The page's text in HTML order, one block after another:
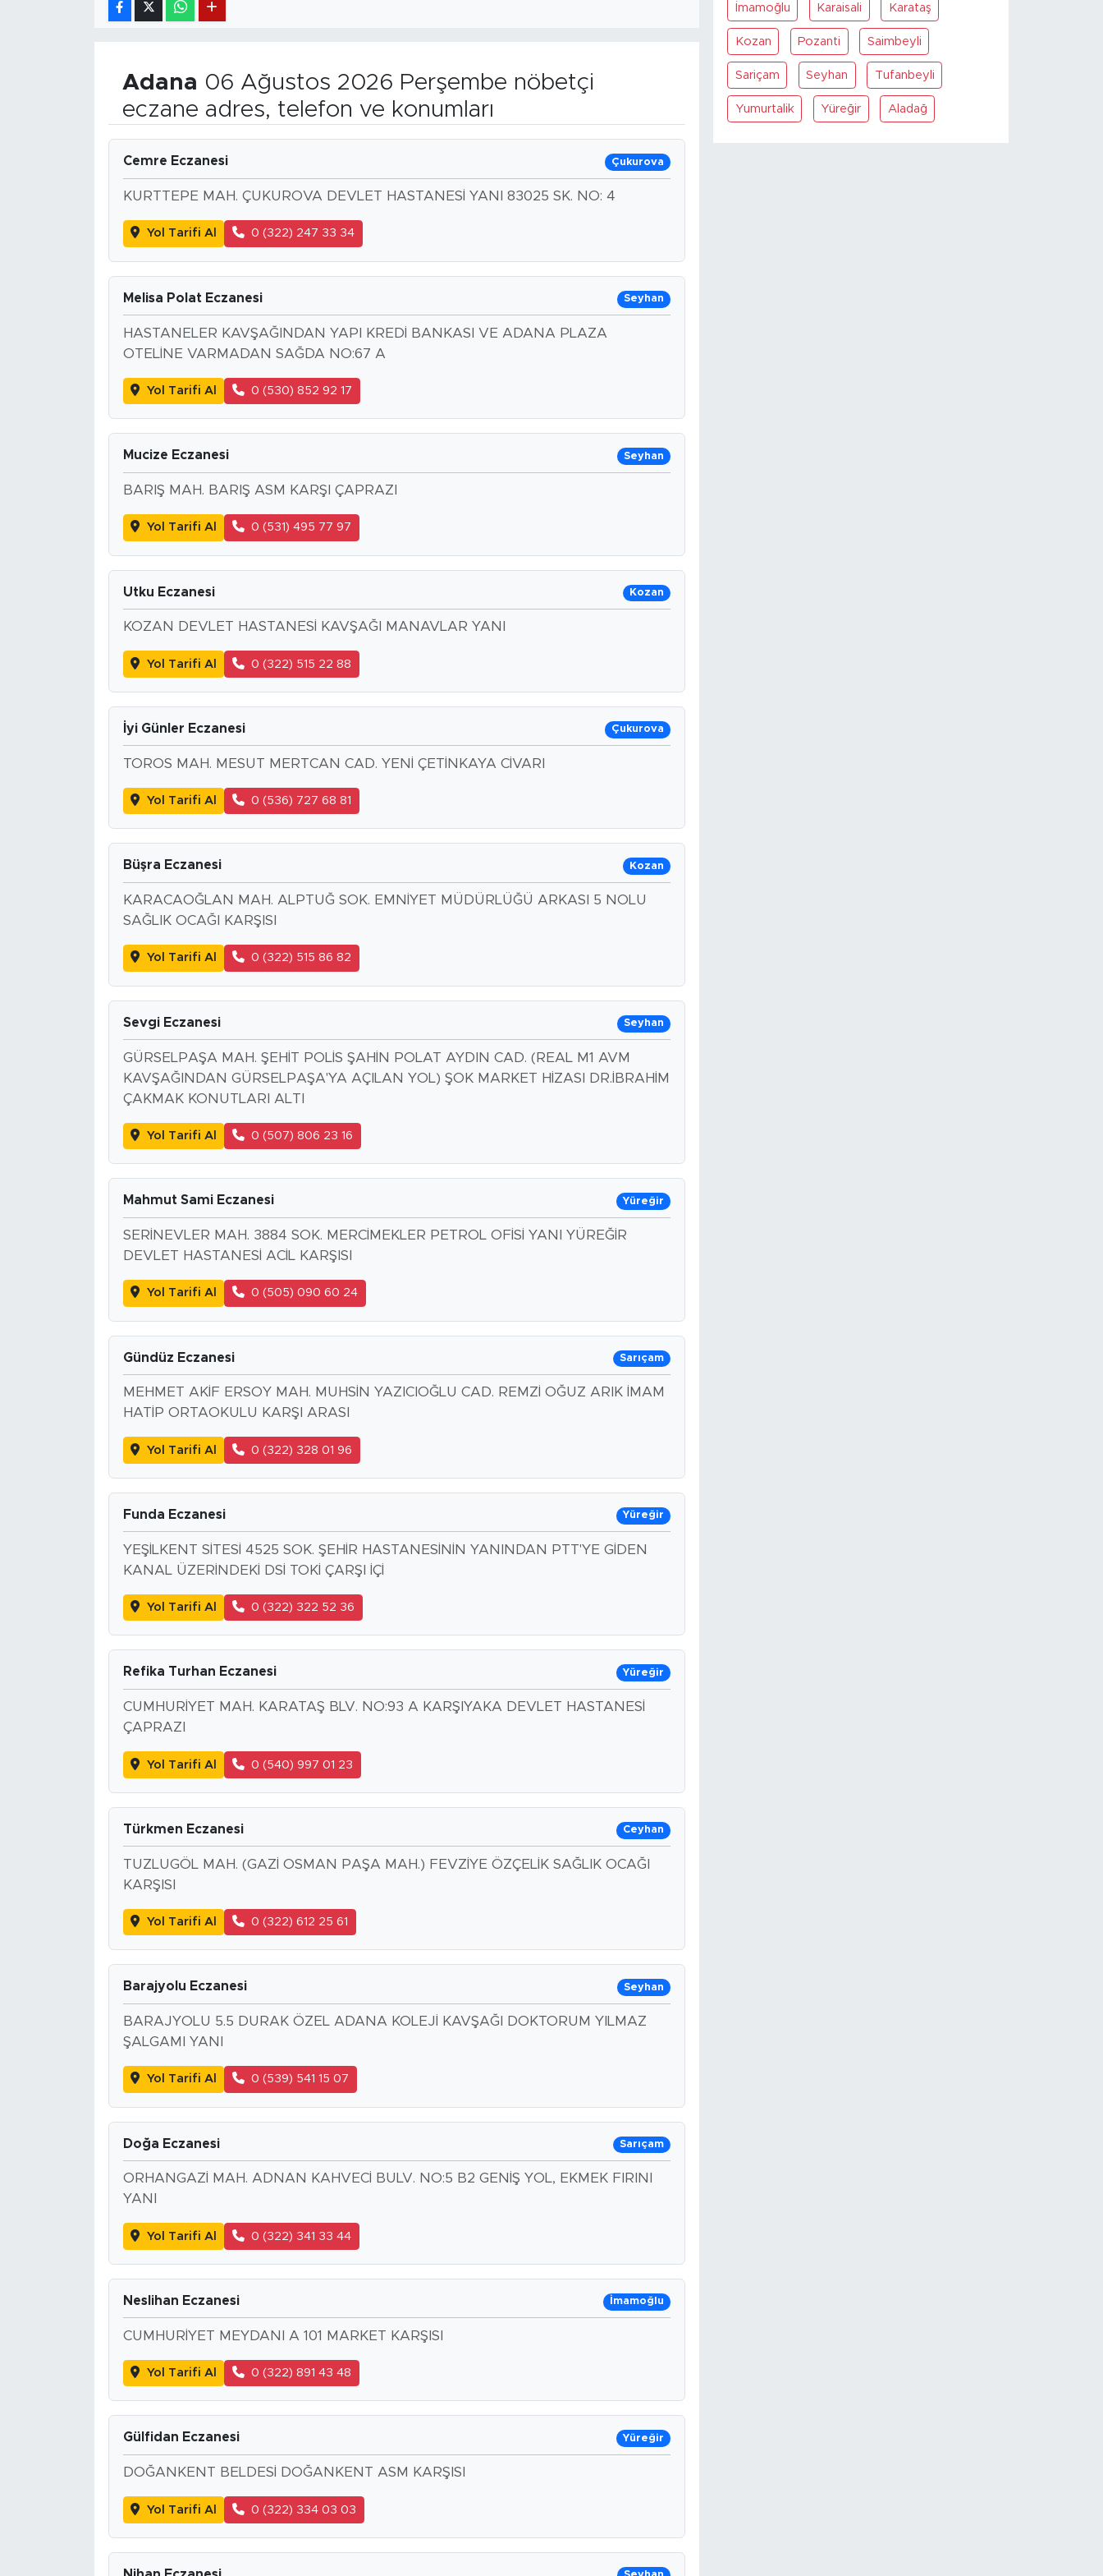
Adana 06 Ağustos 2026 Perşembe nöbetçi
eczane adres, telefon ve konumları
Cemre Eczanesi Çukurova
KURTTEPE MAH. ÇUKUROVA DEVLET HASTANESİ YANI 83025 SK. NO: 4
Yol Tarifi Al 0 (322) 247 33 34
Melisa Polat Eczanesi Seyhan
HASTANELER KAVŞAĞINDAN YAPI KREDİ BANKASI VE ADANA PLAZA
OTELİNE VARMADAN SAĞDA NO:67 A
Yol Tarifi Al 0 (530) 852 92 17
Mucize Eczanesi Seyhan
BARIŞ MAH. BARIŞ ASM KARŞI ÇAPRAZI
Yol Tarifi Al 0 (531) 495 77 97
Utku Eczanesi Kozan
KOZAN DEVLET HASTANESİ KAVŞAĞI MANAVLAR YANI
Yol Tarifi Al 0 (322) 515 22 88
İyi Günler Eczanesi Çukurova
TOROS MAH. MESUT MERTCAN CAD. YENİ ÇETİNKAYA CİVARI
Yol Tarifi Al 0 (536) 727 68 81
Büşra Eczanesi Kozan
KARACAOĞLAN MAH. ALPTUĞ SOK. EMNİYET MÜDÜRLÜĞÜ ARKASI 5 NOLU
SAĞLIK OCAĞI KARŞISI
Yol Tarifi Al 0 (322) 515 86 82
Sevgi Eczanesi Seyhan
GÜRSELPAŞA MAH. ŞEHİT POLİS ŞAHİN POLAT AYDIN CAD. (REAL M1 AVM
KAVŞAĞINDAN GÜRSELPAŞA'YA AÇILAN YOL) ŞOK MARKET HİZASI DR.İBRAHİM
ÇAKMAK KONUTLARI ALTI
Yol Tarifi Al 0 (507) 806 23 16
Mahmut Sami Eczanesi Yüreğir
SERİNEVLER MAH. 3884 SOK. MERCİMEKLER PETROL OFİSİ YANI YÜREĞİR
DEVLET HASTANESİ ACİL KARŞISI
Yol Tarifi Al 0 (505) 090 60 24
Gündüz Eczanesi Sarıçam
MEHMET AKİF ERSOY MAH. MUHSİN YAZICIOĞLU CAD. REMZİ OĞUZ ARIK İMAM
HATİP ORTAOKULU KARŞI ARASI
Yol Tarifi Al 0 (322) 328 01 96
Funda Eczanesi Yüreğir
YEŞİLKENT SİTESİ 4525 SOK. ŞEHİR HASTANESİNİN YANINDAN PTT'YE GİDEN
KANAL ÜZERİNDEKİ DSİ TOKİ ÇARŞI İÇİ
Yol Tarifi Al 0 (322) 322 52 36
Refika Turhan Eczanesi Yüreğir
CUMHURİYET MAH. KARATAŞ BLV. NO:93 A KARŞIYAKA DEVLET HASTANESİ
ÇAPRAZI
Yol Tarifi Al 0 (540) 997 01 23
Türkmen Eczanesi Ceyhan
TUZLUGÖL MAH. (GAZİ OSMAN PAŞA MAH.) FEVZİYE ÖZÇELİK SAĞLIK OCAĞI
KARŞISI
Yol Tarifi Al 0 (322) 612 25 61
Barajyolu Eczanesi Seyhan
BARAJYOLU 5.5 DURAK ÖZEL ADANA KOLEJİ KAVŞAĞI DOKTORUM YILMAZ
ŞALGAMI YANI
Yol Tarifi Al 0 (539) 541 15 07
Doğa Eczanesi Sarıçam
ORHANGAZİ MAH. ADNAN KAHVECİ BULV. NO:5 B2 GENİŞ YOL, EKMEK FIRINI
YANI
Yol Tarifi Al 0 (322) 341 33 44
Neslihan Eczanesi İmamoğlu
CUMHURİYET MEYDANI A 101 MARKET KARŞISI
Yol Tarifi Al 0 (322) 891 43 48
Gülfidan Eczanesi Yüreğir
DOĞANKENT BELDESİ DOĞANKENT ASM KARŞISI
Yol Tarifi Al 0 (322) 334 03 03
İmamoğlu Karaisali Karataş
Kozan Pozanti Saimbeyli
Sariçam Seyhan Tufanbeyli
Yumurtalik Yüreğir Aladağ